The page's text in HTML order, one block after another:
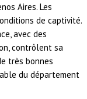
Aires. Les
de captivité.
avec des
contrôlent sa
très bonnes
du département